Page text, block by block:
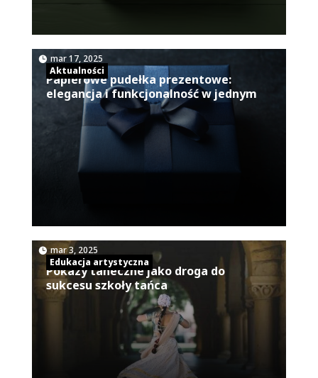
Papierowe pudełka prezentowe:
elegancja i funkcjonalność w jednym
mar 17, 2025
Aktualności
Pokazy taneczne jako droga do
sukcesu szkoły tańca
mar 3, 2025
Edukacja artystyczna